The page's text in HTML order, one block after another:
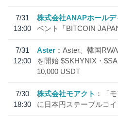
7/31
13:00
株式会社ANAPホールデ
ベント「BITCOIN
7/31
12:00
Aster
Aster、韓国
を開始 $SKHYNIX・
10,000 USDT
7/30
18:30
株式会社モアクト
「
に日本円ステーブルコ